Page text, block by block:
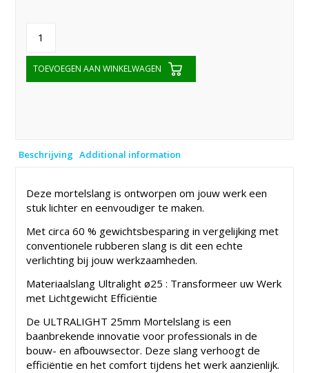
TOEVOEGEN AAN WINKELWAGEN
Beschrijving Additional information
Deze mortelslang is ontworpen om jouw werk een
stuk lichter en eenvoudiger te maken.
Met circa 60 % gewichtsbesparing in vergelijking met
conventionele rubberen slang is dit een echte
verlichting bij jouw werkzaamheden.
Materiaalslang Ultralight ø25 : Transformeer uw Werk
met Lichtgewicht Efficiëntie
De ULTRALIGHT 25mm Mortelslang is een
baanbrekende innovatie voor professionals in de
bouw- en afbouwsector. Deze slang verhoogt de
efficiëntie en het comfort tijdens het werk aanzienlijk.